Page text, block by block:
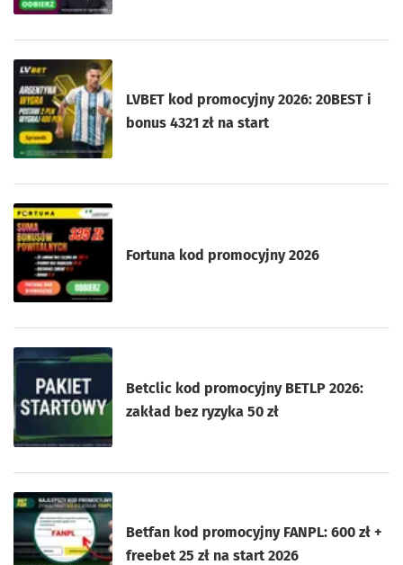
LVBET kod promocyjny 2026: 20BEST i
bonus 4321 zł na start
Fortuna kod promocyjny 2026
Betclic kod promocyjny BETLP 2026:
zakład bez ryzyka 50 zł
Betfan kod promocyjny FANPL: 600 zł +
freebet 25 zł na start 2026